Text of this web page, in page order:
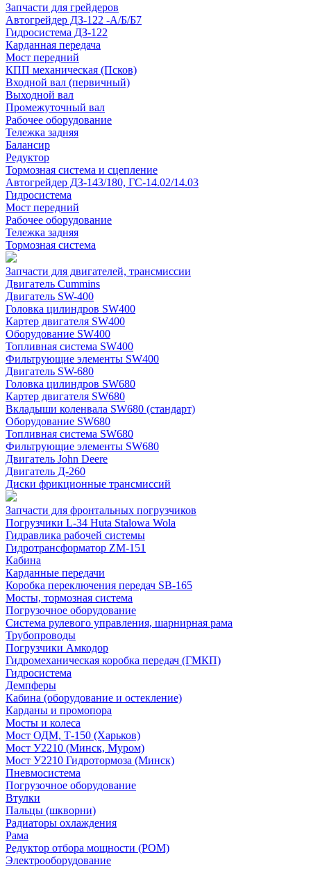
Запчасти для грейдеров
Автогрейдер ДЗ-122 -А/Б/Б7
Гидросистема ДЗ-122
Карданная передача
Мост передний
КПП механическая (Псков)
Входной вал (первичный)
Выходной вал
Промежуточный вал
Рабочее оборудование
Тележка задняя
Балансир
Редуктор
Тормозная система и сцепление
Автогрейдер ДЗ-143/180, ГС-14.02/14.03
Гидросистема
Мост передний
Рабочее оборудование
Тележка задняя
Тормозная система
Запчасти для двигателей, трансмиссии
Двигатель Cummins
Двигатель SW-400
Головка цилиндров SW400
Картер двигателя SW400
Оборудование SW400
Топливная система SW400
Фильтрующие элементы SW400
Двигатель SW-680
Головка цилиндров SW680
Картер двигателя SW680
Вкладыши коленвала SW680 (стандарт)
Оборудование SW680
Топливная система SW680
Фильтрующие элементы SW680
Двигатель John Deere
Двигатель Д-260
Диски фрикционные трансмиссий
Запчасти для фронтальных погрузчиков
Погрузчики L-34 Huta Stalowa Wola
Гидравлика рабочей системы
Гидротрансформатор ZM-151
Кабина
Карданные передачи
Коробка переключения передач SB-165
Мосты, тормозная система
Погрузочное оборудование
Система рулевого управления, шарнирная рама
Трубопроводы
Погрузчики Амкодор
Гидромеханическая коробка передач (ГМКП)
Гидросистема
Демпферы
Кабина (оборудование и остекление)
Карданы и промопора
Мосты и колеса
Мост ОДМ, Т-150 (Харьков)
Мост У2210 (Минск, Муром)
Мост У2210 Гидротормоза (Минск)
Пневмосистема
Погрузочное оборудование
Втулки
Пальцы (шкворни)
Радиаторы охлаждения
Рама
Редуктор отбора мощности (РОМ)
Электрооборудование